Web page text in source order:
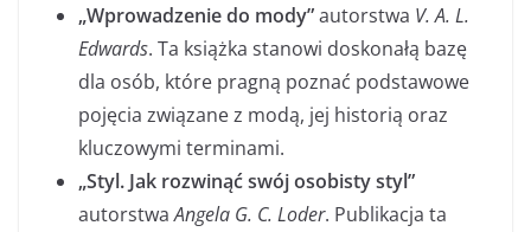
„Wprowadzenie do mody”autorstwa V. A. L.
Edwards. Ta książka stanowi doskonałą bazę
dla osób, które pragną poznać podstawowe
pojęcia związane z modą, jej historią oraz
kluczowymi terminami.
„Styl. Jak rozwinąć swój osobisty styl”
autorstwaAngela G. C. Loder. Publikacja ta